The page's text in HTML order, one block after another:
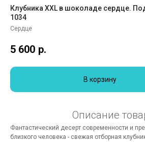
Клубника XXL в шоколаде сердце.
1034
Сердце
5 600 р.
В корзину
Описание
Фантастический десерт современности и
близкого человека - свежая отборная